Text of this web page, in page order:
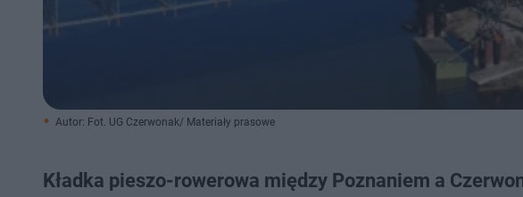
Autor: Fot. UG Czerwonak/ Materiały prasowe
Kładka pieszo-rowerowa między Poznaniem a